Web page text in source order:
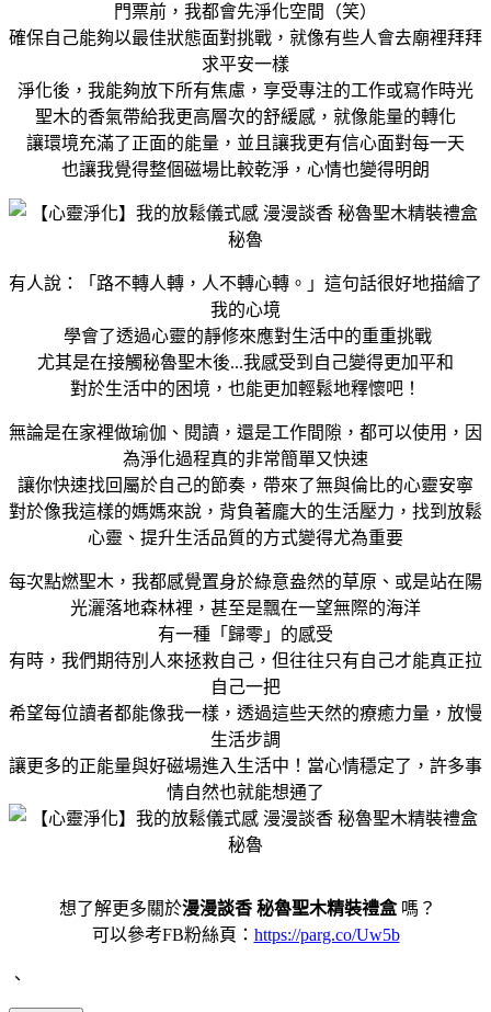
門票前，我都會先淨化空間（笑）
確保自己能夠以最佳狀態面對挑戰，就像有些人會去廟裡拜拜
求平安一樣
淨化後，我能夠放下所有焦慮，享受專注的工作或寫作時光
聖木的香氣帶給我更高層次的舒緩感，就像能量的轉化
讓環境充滿了正面的能量，並且讓我更有信心面對每一天
也讓我覺得整個磁場比較乾淨，心情也變得明朗
有人說：「路不轉人轉，人不轉心轉。」這句話很好地描繪了
我的心境
學會了透過心靈的靜修來應對生活中的重重挑戰
尤其是在接觸秘魯聖木後...我感受到自己變得更加平和
對於生活中的困境，也能更加輕鬆地釋懷吧！
無論是在家裡做瑜伽、閱讀，還是工作間隙，都可以使用，因
為淨化過程真的非常簡單又快速
讓你快速找回屬於自己的節奏，帶來了無與倫比的心靈安寧
對於像我這樣的媽媽來說，背負著龐大的生活壓力，找到放鬆
心靈、提升生活品質的方式變得尤為重要
每次點燃聖木，我都感覺置身於綠意盎然的草原、或是站在陽
光灑落地森林裡，甚至是飄在一望無際的海洋
有一種「歸零」的感受
有時，我們期待別人來拯救自己，但往往只有自己才能真正拉
自己一把
希望每位讀者都能像我一樣，透過這些天然的療癒力量，放慢
生活步調
讓更多的正能量與好磁場進入生活中！當心情穩定了，許多事
情自然也就能想通了
想了解更多關於漫漫談香 秘魯聖木精裝禮盒 嗎？
可以參考FB粉絲頁： https://parg.co/Uw5b
、